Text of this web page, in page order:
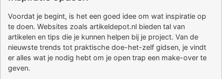
Voordat je begint, is het een goed idee om wat inspiratie op
te doen. Websites zoals artikeldepot.nl bieden tal van
artikelen en tips die je kunnen helpen bij je project. Van de
nieuwste trends tot praktische doe-het-zelf gidsen, je vindt
er alles wat je nodig hebt om je open trap een make-over te
geven.